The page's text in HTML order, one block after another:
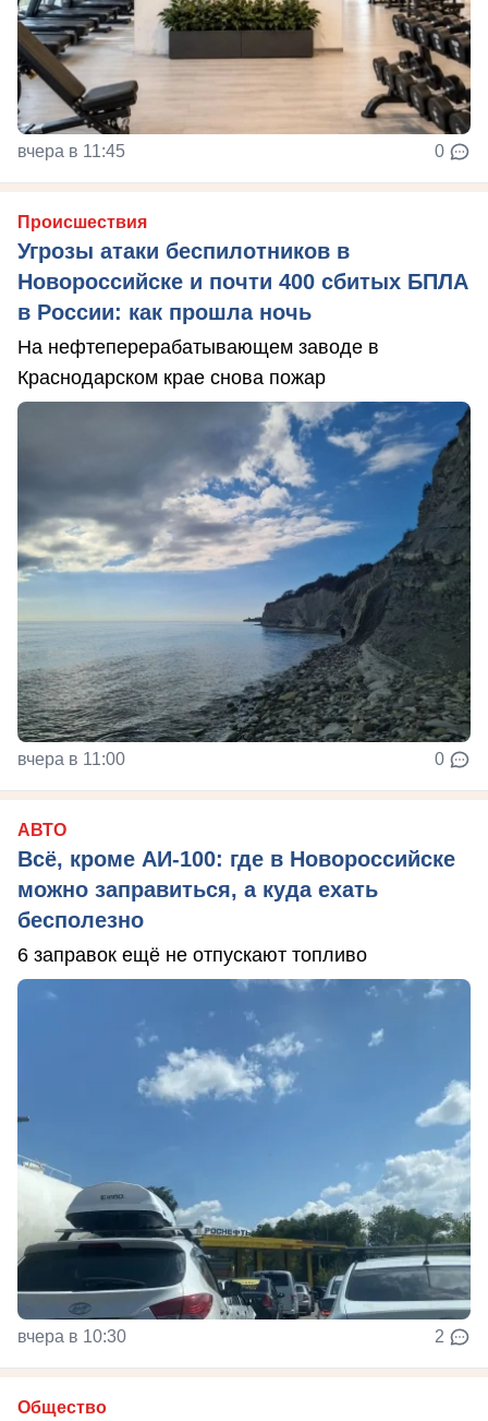
вчера в 11:45 0
Происшествия
Угрозы атаки беспилотников в
Новороссийске и почти 400 сбитых БПЛА
в России: как прошла ночь
На нефтеперерабатывающем заводе в
Краснодарском крае снова пожар
вчера в 11:00 0
АВТО
Всё, кроме АИ-100: где в Новороссийске
можно заправиться, а куда ехать
бесполезно
6 заправок ещё не отпускают топливо
вчера в 10:30 2
Общество